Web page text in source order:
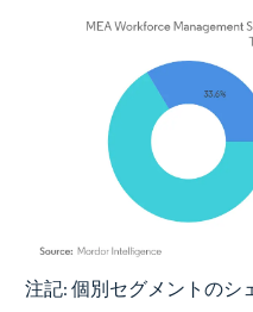
画像 © Mordor Intelligence。再利
注記: 個別セグメントのシ